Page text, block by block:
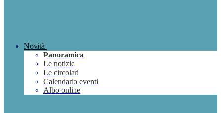
Novità
Panoramica
Le notizie
Le circolari
Calendario eventi
Albo online